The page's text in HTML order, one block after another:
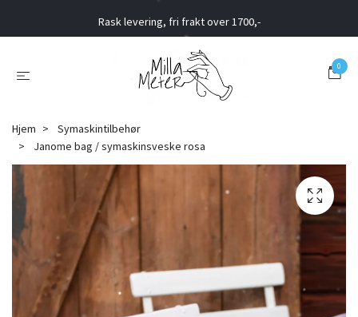
Rask levering, fri frakt over 1700,-
0
Hjem
Symaskintilbehør
Janome bag / symaskinsveske rosa